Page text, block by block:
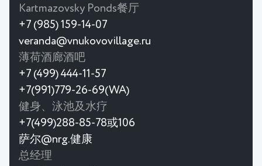
Kartmazovsky Ponds餐厅
+7 (985) 159-14-07
veranda@vnukovovillage.ru
薄荷酒廊酒吧
+7 (499) 444-11-57
+7(991)779-26-69(WA)
健身、泳池及水疗
+7(499)288-85-78或106
萨尔@nrg.健康
总经理